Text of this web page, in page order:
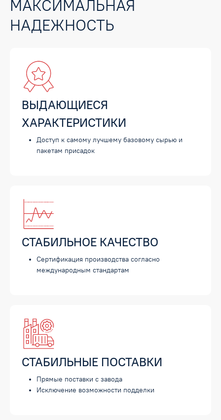
МАКСИМАЛЬНАЯ
НАДЕЖНОСТЬ
ВЫДАЮЩИЕСЯ
ХАРАКТЕРИСТИКИ
Доступ к самому лучшему базовому сырью и
пакетам присадок
СТАБИЛЬНОЕ КАЧЕСТВО
Сертификация производства согласно
международным стандартам
СТАБИЛЬНЫЕ ПОСТАВКИ
Прямые поставки с завода
Исключение возможности подделки